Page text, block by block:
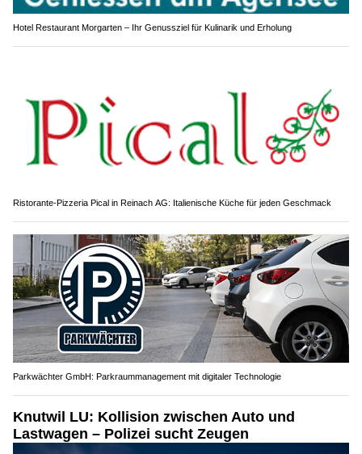
Hotel Restaurant Morgarten – Ihr Genussziel für Kulinarik und Erholung
Ristorante-Pizzeria Pical in Reinach AG: Italienische Küche für jeden Geschmack
Parkwächter GmbH: Parkraummanagement mit digitaler Technologie
Knutwil LU: Kollision zwischen Auto und
Lastwagen – Polizei sucht Zeugen